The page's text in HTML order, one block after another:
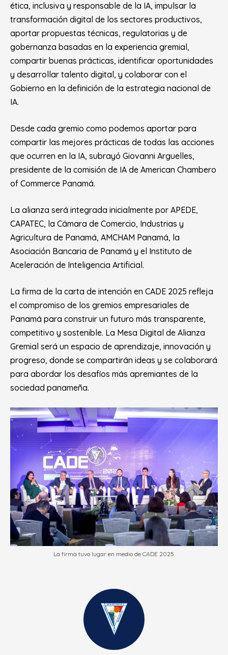
ética, inclusiva y responsable de la IA, impulsar la
transformación digital de los sectores productivos,
aportar propuestas técnicas, regulatorias y de
gobernanza basadas en la experiencia gremial,
compartir buenas prácticas, identificar oportunidades
y desarrollar talento digital, y colaborar con el
Gobierno en la definición de la estrategia nacional de
IA.
Desde cada gremio como podemos aportar para
compartir las mejores prácticas de todas las acciones
que ocurren en la IA, subrayó Giovanni Arguelles,
presidente de la comisión de IA de American Chambero
of Commerce Panamá.
La alianza será integrada inicialmente por APEDE,
CAPATEC, la Cámara de Comercio, Industrias y
Agricultura de Panamá, AMCHAM Panamá, la
Asociación Bancaria de Panamá y el Instituto de
Aceleración de Inteligencia Artificial.
La firma de la carta de intención en CADE 2025 refleja
el compromiso de los gremios empresariales de
Panamá para construir un futuro más transparente,
competitivo y sostenible. La Mesa Digital de Alianza
Gremial será un espacio de aprendizaje, innovación y
progreso, donde se compartirán ideas y se colaborará
para abordar los desafíos más apremiantes de la
sociedad panameña.
La firma tuvo lugar en medio de CADE 2025.